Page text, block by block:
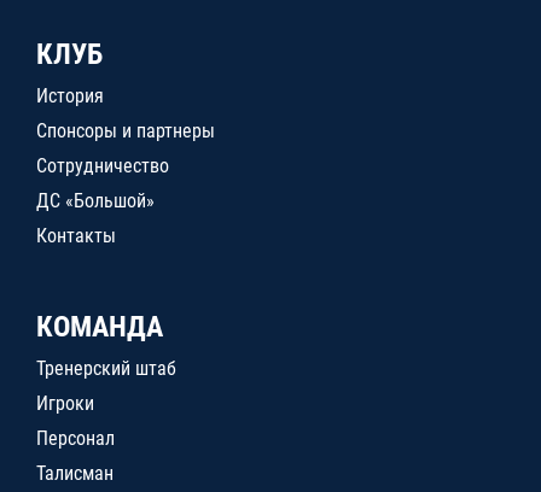
КЛУБ
История
Спонсоры и партнеры
Сотрудничество
ДС «Большой»
Контакты
КОМАНДА
Тренерский штаб
Игроки
Персонал
Талисман